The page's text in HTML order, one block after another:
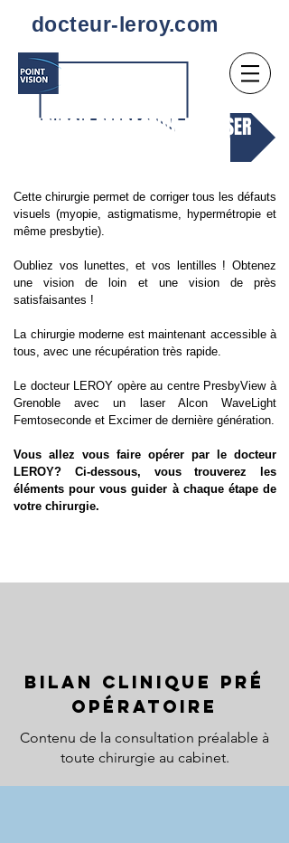
docteur-leroy.com
. CHIRURGIE REFRACTIVE AU LASER
Cette chirurgie permet de corriger tous les défauts
visuels (myopie, astigmatisme, hypermétropie et
même presbytie).
Oubliez vos lunettes, et vos lentilles ! Obtenez
une vision de loin et une vision de près
satisfaisantes !
La chirurgie moderne est maintenant accessible à
tous, avec une récupération très rapide.
Le docteur LEROY opère au centre PresbyView à
Grenoble avec un laser Alcon WaveLight
Femtoseconde et Excimer de dernière génération.
Vous allez vous faire opérer par le docteur
LEROY? Ci-dessous, vous trouverez les
éléments pour vous guider à chaque étape de
votre chirurgie.
Bilan clinique pré
opératoire
Contenu de la consultation préalable à
toute chirurgie au cabinet.